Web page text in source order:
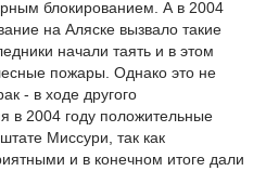
блокированием. А в 2004
на Аляске вызвало такие
начали таять и в этом
пожары. Однако это не
- в ходе другого
в 2004 году положительные
Миссури, так как
и в конечном итоге дали